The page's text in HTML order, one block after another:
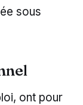
sous
ont pour